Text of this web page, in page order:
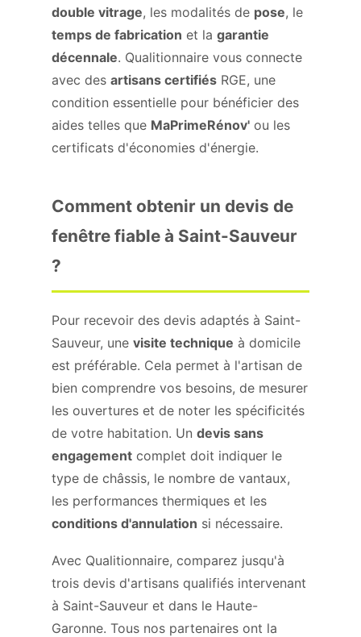
double vitrage, les modalités de pose, le
temps de fabrication et la garantie
décennale. Qualitionnaire vous connecte
avec des artisans certifiés RGE, une
condition essentielle pour bénéficier des
aides telles que MaPrimeRénov' ou les
certificats d'économies d'énergie.
Comment obtenir un devis de
fenêtre fiable à Saint-Sauveur
?
Pour recevoir des devis adaptés à Saint-
Sauveur, une visite technique à domicile
est préférable. Cela permet à l'artisan de
bien comprendre vos besoins, de mesurer
les ouvertures et de noter les spécificités
de votre habitation. Un devis sans
engagement complet doit indiquer le
type de châssis, le nombre de vantaux,
les performances thermiques et les
conditions d'annulation si nécessaire.
Avec Qualitionnaire, comparez jusqu'à
trois devis d'artisans qualifiés intervenant
à Saint-Sauveur et dans le Haute-
Garonne. Tous nos partenaires ont la